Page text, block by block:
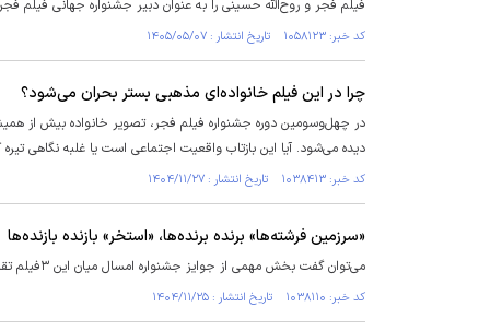
فیلم فجر و روح‌الله حسینی را به عنوان دبیر جشنواره جهانی فیلم
کد خبر: ۱۰۵۸۱۲۳ تاریخ انتشار : ۱۴۰۵/۰۵/۰۷
چرا در این فیلم خانواده‌ای مذهبی بستر بحران می‌شود؟
در چهل‌وسومین دوره جشنواره فیلم فجر، تصویر خانواده بیش از
دیده می‌شود. آیا این بازتاب واقعیت اجتماعی است یا غلبه نگاهی
کد خبر: ۱۰۳۸۴۱۳ تاریخ انتشار : ۱۴۰۴/۱۱/۲۷
«سرزمین فرشته‌ها» برنده برنده‌ها، «استخر» بازنده بازنده‌ها‌
می‌توان گفت بخش مهمی از جوایز جشنواره امسال میان این ۳فیلم تقسیم شد و ۳ فیلم دیگر هم دستشان از جوایزی که برایشان پیش‌بینی می‌شد، کوتاه ماند.
کد خبر: ۱۰۳۸۱۱۰ تاریخ انتشار : ۱۴۰۴/۱۱/۲۵